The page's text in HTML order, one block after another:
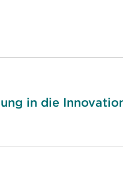
in die